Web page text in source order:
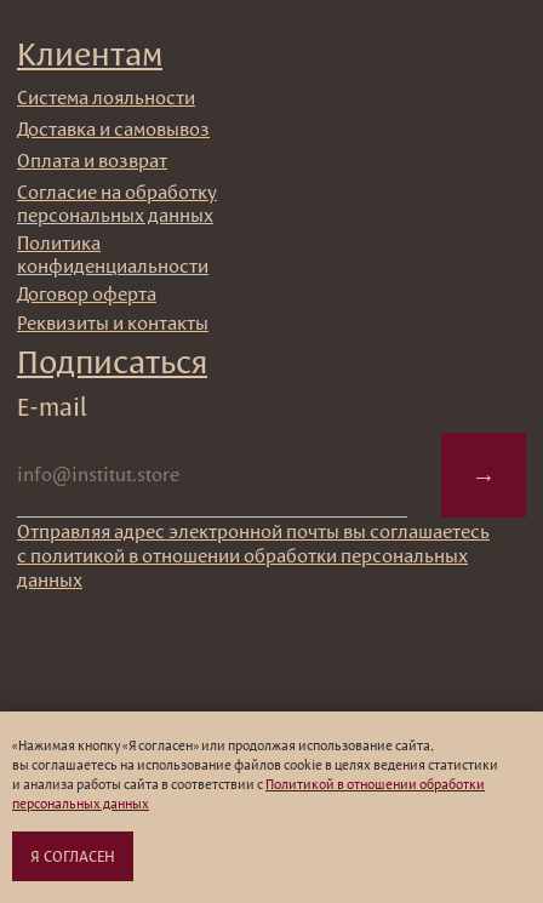
«Нажимая кнопку «Я согласен» или продолжая использование сайта,
вы соглашаетесь на использование файлов cookie в целях ведения статистики
и анализа работы cайта в соответствии сПолитикой в отношении обработки
персональных данных
Я СОГЛАСЕН